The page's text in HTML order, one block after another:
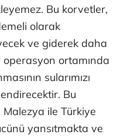
Bu korvetler,
olarak
ve giderek daha
ortamında
sularımızı
Bu
Malezya ile Türkiye
yansıtmakta ve